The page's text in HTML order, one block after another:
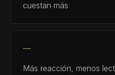
cuestan más
Más reacción, menos